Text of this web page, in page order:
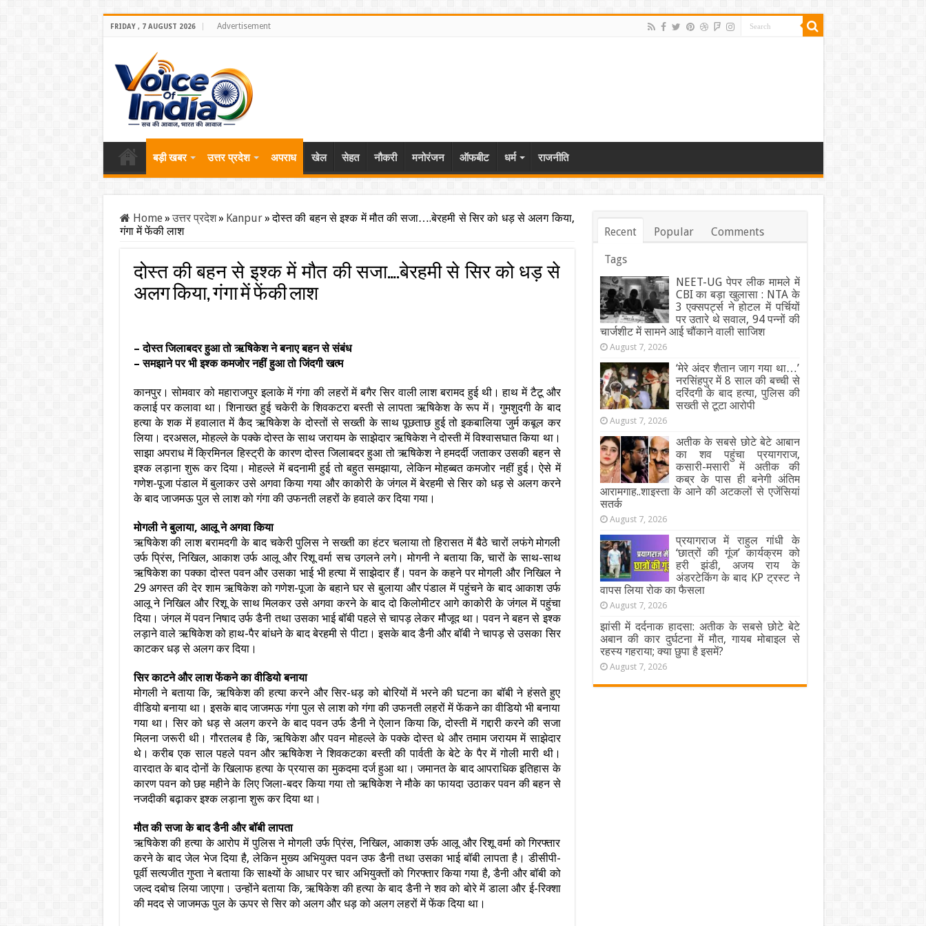
FRIDAY , 7 AUGUST 2026 Advertisement
बड़ी खबर उत्तर प्रदेश अपराध खेल सेहत नौकरी मनोरंजन ऑफबीट धर्म राजनीति
Home»उत्तर प्रदेश» Kanpur» दोस्त की बहन से इश्क में मौत की सजा….बेरहमी से सिर को धड़ से अलग किया,
गंगा में फेंकी लाश
दोस्त की बहन से इश्क में मौत की सजा….बेरहमी से सिर को धड़ से
अलग किया, गंगा में फेंकी लाश
– दोस्त जिलाबदर हुआ तो ऋषिकेश ने बनाए बहन से संबंध
– समझाने पर भी इश्क कमजोर नहीं हुआ तो जिंदगी खत्म
कानपुर। सोमवार को महाराजपुर इलाके में गंगा की लहरों में बगैर सिर वाली लाश बरामद हुई थी। हाथ में टैटू और
कलाई पर कलावा था। शिनाख्त हुई चकेरी के शिवकटरा बस्ती से लापता ऋषिकेश के रूप में। गुमशुदगी के बाद
हत्या के शक में हवालात में कैद ऋषिकेश के दोस्तों से सख्ती के साथ पूछताछ हुई तो इकबालिया जुर्म कबूल कर
लिया। दरअसल, मोहल्ले के पक्के दोस्त के साथ जरायम के साझेदार ऋषिकेश ने दोस्ती में विश्वासघात किया था।
साझा अपराध में क्रिमिनल हिस्ट्री के कारण दोस्त जिलाबदर हुआ तो ऋषिकेश ने हमदर्दी जताकर उसकी बहन से
इश्क लड़ाना शुरू कर दिया। मोहल्ले में बदनामी हुई तो बहुत समझाया, लेकिन मोहब्बत कमजोर नहीं हुई। ऐसे में
गणेश-पूजा पंडाल में बुलाकर उसे अगवा किया गया और काकोरी के जंगल में बेरहमी से सिर को धड़ से अलग करने
के बाद जाजमऊ पुल से लाश को गंगा की उफनती लहरों के हवाले कर दिया गया।
मोगली ने बुलाया, आलू ने अगवा किया
ऋषिकेश की लाश बरामदगी के बाद चकेरी पुलिस ने सख्ती का हंटर चलाया तो हिरासत में बैठे चारों लफंगे मोगली
उर्फ प्रिंस, निखिल, आकाश उर्फ आलू और रिशू वर्मा सच उगलने लगे। मोगनी ने बताया कि, चारों के साथ-साथ
ऋषिकेश का पक्का दोस्त पवन और उसका भाई भी हत्या में साझेदार हैं। पवन के कहने पर मोगली और निखिल ने
29 अगस्त की देर शाम ऋषिकेश को गणेश-पूजा के बहाने घर से बुलाया और पंडाल में पहुंचने के बाद आकाश उर्फ
आलू ने निखिल और रिशू के साथ मिलकर उसे अगवा करने के बाद दो किलोमीटर आगे काकोरी के जंगल में पहुंचा
दिया। जंगल में पवन निषाद उर्फ डैनी तथा उसका भाई बॉबी पहले से चापड़ लेकर मौजूद था। पवन ने बहन से इश्क
लड़ाने वाले ऋषिकेश को हाथ-पैर बांधने के बाद बेरहमी से पीटा। इसके बाद डैनी और बॉबी ने चापड़ से उसका सिर
काटकर धड़ से अलग कर दिया।
सिर काटने और लाश फेंकने का वीडियो बनाया
मोगली ने बताया कि, ऋषिकेश की हत्या करने और सिर-धड़ को बोरियों में भरने की घटना का बॉबी ने हंसते हुए
वीडियो बनाया था। इसके बाद जाजमऊ गंगा पुल से लाश को गंगा की उफनती लहरों में फेंकने का वीडियो भी बनाया
गया था। सिर को धड़ से अलग करने के बाद पवन उर्फ डैनी ने ऐलान किया कि, दोस्ती में गद्दारी करने की सजा
मिलना जरूरी थी। गौरतलब है कि, ऋषिकेश और पवन मोहल्ले के पक्के दोस्त थे और तमाम जरायम में साझेदार
थे। करीब एक साल पहले पवन और ऋषिकेश ने शिवकटका बस्ती की पार्वती के बेटे के पैर में गोली मारी थी।
वारदात के बाद दोनों के खिलाफ हत्या के प्रयास का मुकदमा दर्ज हुआ था। जमानत के बाद आपराधिक इतिहास के
कारण पवन को छह महीने के लिए जिला-बदर किया गया तो ऋषिकेश ने मौके का फायदा उठाकर पवन की बहन से
नजदीकी बढ़ाकर इश्क लड़ाना शुरू कर दिया था।
मौत की सजा के बाद डैनी और बॉबी लापता
ऋषिकेश की हत्या के आरोप में पुलिस ने मोगली उर्फ प्रिंस, निखिल, आकाश उर्फ आलू और रिशू वर्मा को गिरफ्तार
करने के बाद जेल भेज दिया है, लेकिन मुख्य अभियुक्त पवन उफ डैनी तथा उसका भाई बॉबी लापता है। डीसीपी-
पूर्वी सत्यजीत गुप्ता ने बताया कि साक्ष्यों के आधार पर चार अभियुक्तों को गिरफ्तार किया गया है, डैनी और बॉबी को
जल्द दबोच लिया जाएगा। उन्होंने बताया कि, ऋषिकेश की हत्या के बाद डैनी ने शव को बोरे में डाला और ई-रिक्शा
की मदद से जाजमऊ पुल के ऊपर से सिर को अलग और धड़ को अलग लहरों में फेंक दिया था।
Recent Popular Comments
Tags
NEET-UG पेपर लीक मामले में
CBI का बड़ा खुलासा : NTA के
3 एक्सपर्ट्स ने होटल में पर्चियों
पर उतारे थे सवाल, 94 पन्नों की
चार्जशीट में सामने आई चौंकाने वाली साजिश
August 7, 2026
‘मेरे अंदर शैतान जाग गया था…’
नरसिंहपुर में 8 साल की बच्ची से
दरिंदगी के बाद हत्या, पुलिस की
सख्ती से टूटा आरोपी
August 7, 2026
अतीक के सबसे छोटे बेटे आबान
का शव पहुंचा प्रयागराज,
कसारी-मसारी में अतीक की
कब्र के पास ही बनेगी अंतिम
आरामगाह..शाइस्ता के आने की अटकलों से एजेंसियां
सतर्क
August 7, 2026
प्रयागराज में राहुल गांधी के
‘छात्रों की गूंज’ कार्यक्रम को
हरी झंडी, अजय राय के
अंडरटेकिंग के बाद KP ट्रस्ट ने
वापस लिया रोक का फैसला
August 7, 2026
झांसी में दर्दनाक हादसा: अतीक के सबसे छोटे बेटे
अबान की कार दुर्घटना में मौत, गायब मोबाइल से
रहस्य गहराया; क्या छुपा है इसमें?
August 7, 2026